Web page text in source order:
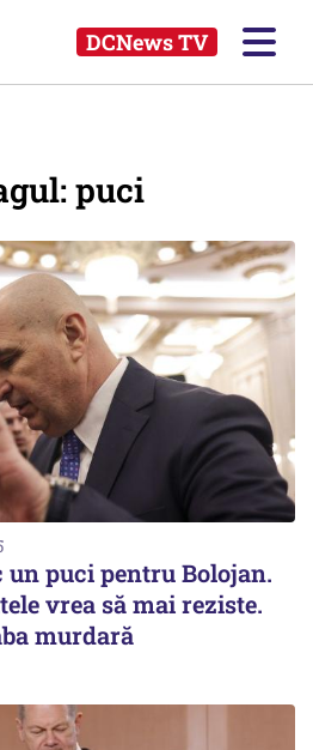
DCNews TV
puci
puci pentru Bolojan.
vrea să mai reziste.
murdară